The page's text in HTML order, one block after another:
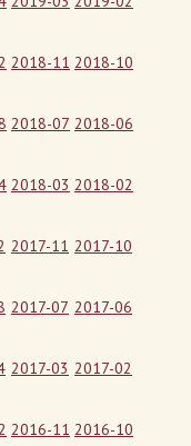
2018-11 2018-10
2018-07 2018-06
2018-03 2018-02
2017-11 2017-10
2017-07 2017-06
2017-03 2017-02
2016-11 2016-10